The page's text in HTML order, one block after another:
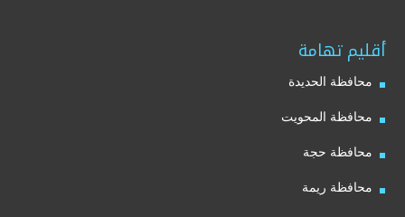
أقليم تهامة
محافظة الحديدة
محافظة المحويت
محافظة حجة
محافظة ريمة